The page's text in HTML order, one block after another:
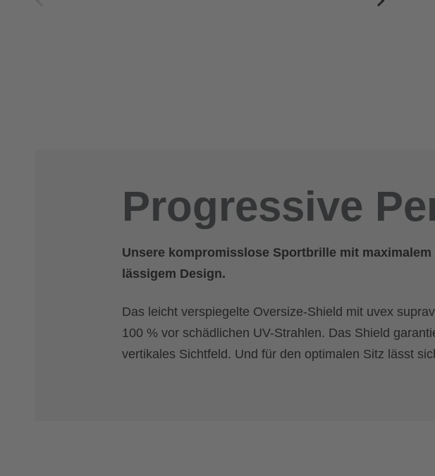
Progressive
Unsere kompromisslose Sportbrille mit
lässigem Design.
Das leicht verspiegelte Oversize-Shield mit uvex
100 % vor schädlichen UV-Strahlen. Das Shield
vertikales Sichtfeld. Und für den optimalen Sitz lässt